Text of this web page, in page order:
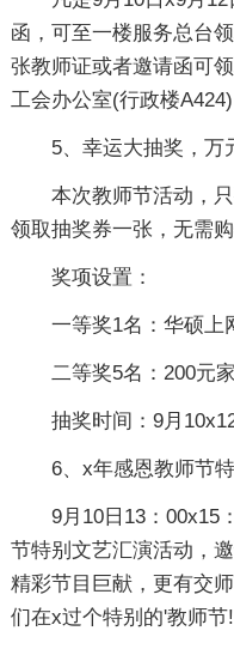
函，可至一楼服务总台
张教师证或者邀请函可
工会办公室(行政楼A424)
5、幸运大抽奖，万
本次教师节活动，只
领取抽奖券一张，无需
奖项设置：
一等奖1名：华硕上
二等奖5名：200元
抽奖时间：9月10x12
6、x年感恩教师节特
9月10日13：00x15：
节特别文艺汇演活动，
精彩节目巨献，更有交
们在x过个特别的'教师节!